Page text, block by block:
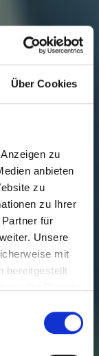
Über Cookies
zu
anbieten
zu
zu Ihrer
für
Unsere
mit
bereitgestellt